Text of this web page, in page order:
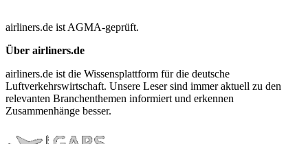
airliners.de ist AGMA-geprüft.
Über airliners.de
airliners.de ist die Wissensplattform für die deutsche
Luftverkehrswirtschaft. Unsere Leser sind immer aktuell zu den
relevanten Branchenthemen informiert und erkennen
Zusammenhänge besser.